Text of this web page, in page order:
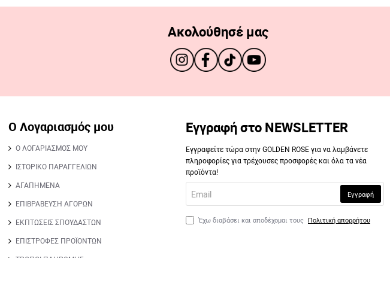
Ακολούθησέ μας
Ο Λογαριασμός μου
Ο ΛΟΓΑΡΙΑΣΜΟΣ ΜΟΥ
ΙΣΤΟΡΙΚΟ ΠΑΡΑΓΓΕΛΙΩΝ
ΑΓΑΠΗΜΕΝΑ
ΕΠΙΒΡΑΒΕΥΣΗ ΑΓΟΡΩΝ
ΕΚΠΤΩΣΕΙΣ ΣΠΟΥΔΑΣΤΩΝ
ΕΠΙΣΤΡΟΦΕΣ ΠΡΟΪΟΝΤΩΝ
ΤΡΟΠΟΙ ΠΛΗΡΩΜΗΣ
Εγγραφή στο NEWSLETTER
Εγγραφείτε τώρα στην GOLDEN ROSE για να λαμβάνετε
πληροφορίες για τρέχουσες προσφορές και όλα τα νέα
προϊόντα!
Εγγραφή
Έχω διαβάσει και αποδέχομαι τους Πολιτική απορρήτου